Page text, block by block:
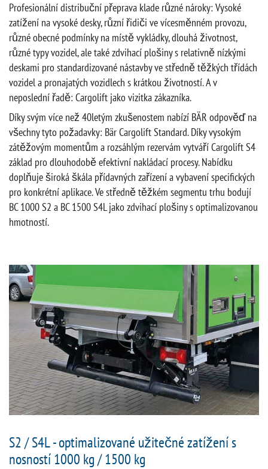
Profesionální distribuční přeprava klade různé nároky: Vysoké
zatížení na vysoké desky, různí řidiči ve vícesměnném provozu,
různé obecné podmínky na místě vykládky, dlouhá životnost,
různé typy vozidel, ale také zdvihací plošiny s relativně nízkými
deskami pro standardizované nástavby ve středně těžkých třídách
vozidel a pronajatých vozidlech s krátkou životností. A v
neposlední řadě: Cargolift jako vizitka zákazníka.
Díky svým více než 40letým zkušenostem nabízí BÄR odpověď na
všechny tyto požadavky: Bär Cargolift Standard. Díky vysokým
zátěžovým momentům a rozsáhlým rezervám vytváří Cargolift S4
základ pro dlouhodobě efektivní nakládací procesy. Nabídku
doplňuje široká škála přídavných zařízení a vybavení specifických
pro konkrétní aplikace. Ve středně těžkém segmentu trhu bodují
BC 1000 S2 a BC 1500 S4L jako zdvihací plošiny s optimalizovanou
hmotností.
S2 / S4L - optimalizované užitečné zatížení s
nosností 1000 kg / 1500 kg